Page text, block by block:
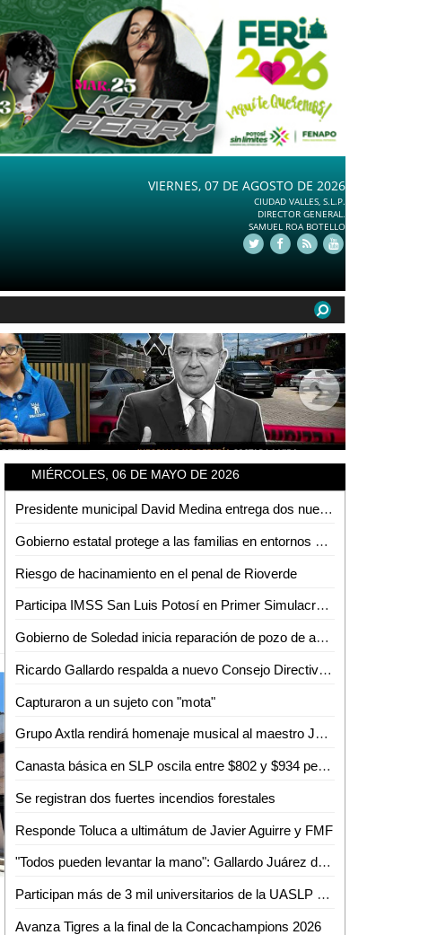
VIERNES, 07 DE AGOSTO DE 2026
CIUDAD VALLES, S.L.P.
DIRECTOR GENERAL.
SAMUEL ROA BOTELLO
MIÉRCOLES, 06 DE MAYO DE 2026
Presidente municipal David Medina entrega dos nuevas unidades blindadas para seguir fortaleciendo la seguridad en Ciudad Valles
Gobierno estatal protege a las familias en entornos digitales
Riesgo de hacinamiento en el penal de Rioverde
Participa IMSS San Luis Potosí en Primer Simulacro Nacional 2026
Gobierno de Soledad inicia reparación de pozo de agua de Interapas "Praderas del Maurel"
Ricardo Gallardo respalda a nuevo Consejo Directivo de la Asociación de Abogados de SLP
Capturaron a un sujeto con "mota"
Grupo Axtla rendirá homenaje musical al maestro José Luis Soto Fraga
Canasta básica en SLP oscila entre $802 y $934 pesos
Se registran dos fuertes incendios forestales
Responde Toluca a ultimátum de Javier Aguirre y FMF
"Todos pueden levantar la mano": Gallardo Juárez deja viva aspiración al 2027
Participan más de 3 mil universitarios de la UASLP en el Primer Simulacro Nacional 2026
Avanza Tigres a la final de la Concachampions 2026